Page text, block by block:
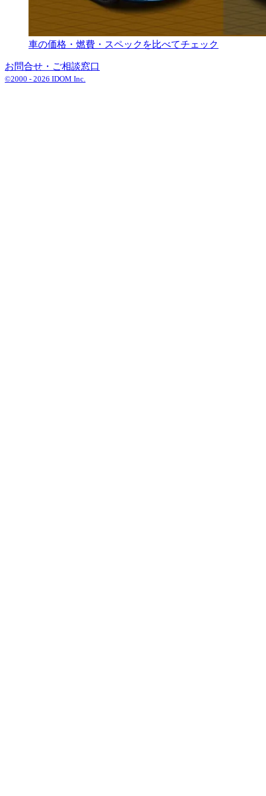
車の価格・燃費・スペックを比べてチェック
お問合せ・ご相談窓口
©2000 - 2026 IDOM Inc.